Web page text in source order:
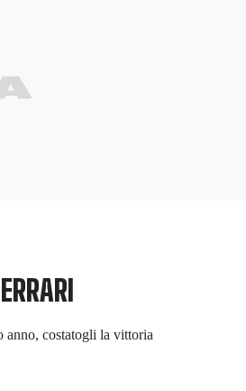
anno, costatogli la vittoria